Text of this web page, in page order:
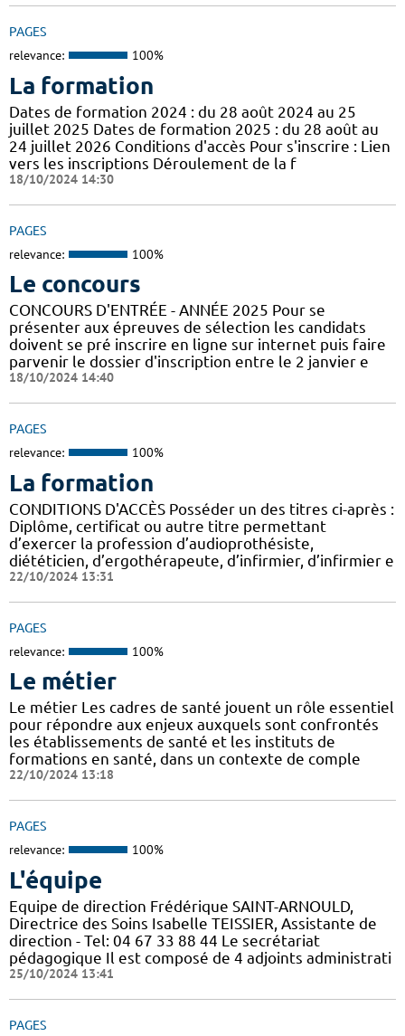
PAGES
relevance: 100%
La formation
Dates de formation 2024 : du 28 août 2024 au 25
juillet 2025 Dates de formation 2025 : du 28 août au
24 juillet 2026 Conditions d'accès Pour s'inscrire : Lien
vers les inscriptions Déroulement de la f
18/10/2024 14:30
PAGES
relevance: 100%
Le concours
CONCOURS D'ENTRÉE - ANNÉE 2025 Pour se
présenter aux épreuves de sélection les candidats
doivent se pré inscrire en ligne sur internet puis faire
parvenir le dossier d'inscription entre le 2 janvier e
18/10/2024 14:40
PAGES
relevance: 100%
La formation
CONDITIONS D'ACCÈS Posséder un des titres ci-après :
Diplôme, certificat ou autre titre permettant
d’exercer la profession d’audioprothésiste,
diététicien, d’ergothérapeute, d’infirmier, d’infirmier e
22/10/2024 13:31
PAGES
relevance: 100%
Le métier
Le métier Les cadres de santé jouent un rôle essentiel
pour répondre aux enjeux auxquels sont confrontés
les établissements de santé et les instituts de
formations en santé, dans un contexte de comple
22/10/2024 13:18
PAGES
relevance: 100%
L'équipe
Equipe de direction Frédérique SAINT-ARNOULD,
Directrice des Soins Isabelle TEISSIER, Assistante de
direction - Tel: 04 67 33 88 44 Le secrétariat
pédagogique Il est composé de 4 adjoints administrati
25/10/2024 13:41
PAGES